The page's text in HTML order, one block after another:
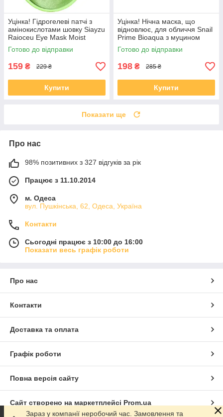
Уцінка! Гідрогелеві патчі з
амінокислотами шовку Siayzu
Raioceu Eye Mask Moist
Amino Acids, 60 шт
Готово до відправки
159 ₴ 229 ₴
Купити
Уцінка! Нічна маска, що
відновлює, для обличчя Snail
Prime Bioaqua з муцином
равлика, 120г
Готово до відправки
198 ₴ 285 ₴
Купити
Показати ще
Про нас
98% позитивних з 327 відгуків за рік
Працює з 11.10.2014
м. Одеса
вул. Пушкінська, 62, Одеса, Україна
Контакти
Сьогодні працює з 10:00 до 16:00
Показати весь графік роботи
Про нас
Контакти
Доставка та оплата
Графік роботи
Повна версія сайту
Сайт створено на маркетплейсі Prom.ua
Зараз у компанії неробочий час. Замовлення та